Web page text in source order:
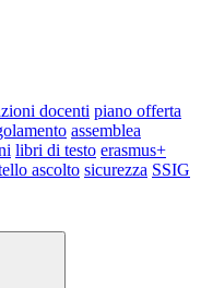
docenti piano offerta
assemblea
libri di testo erasmus+
ascolto sicurezza SSIG